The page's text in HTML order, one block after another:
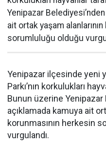
Yenipazar
ait ortak yaşam
sorumluluğu olduğu
Yenipazar ilçesinde yeni
Parkı’nın korkulukları
Bunun üzerine Yenipazar
açıklamada kamuya ait
korunmasının herkesin
vurgulandı.